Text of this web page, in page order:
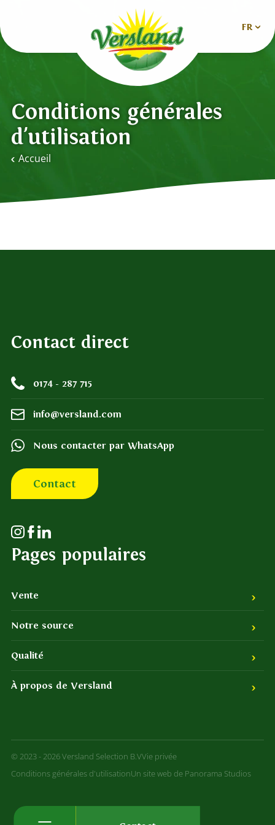
FR
Nederlands
English
Conditions générales
d'utilisation
Accueil
Contact direct
0174 - 287 715
info@versland.com
Nous contacter par WhatsApp
Contact
Pages populaires
Vente
Notre source
Qualité
À propos de Versland
© 2023 - 2026 Versland Selection B.VVie privée
Conditions générales d'utilisationUn site web de Panorama Studios